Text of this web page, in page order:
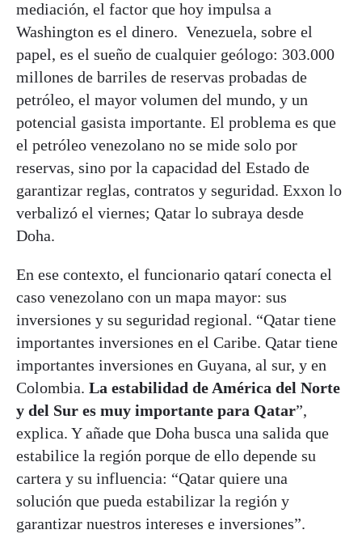
mediación, el factor que hoy impulsa a
Washington es el dinero. Venezuela, sobre el
papel, es el sueño de cualquier geólogo: 303.000
millones de barriles de reservas probadas de
petróleo, el mayor volumen del mundo, y un
potencial gasista importante. El problema es que
el petróleo venezolano no se mide solo por
reservas, sino por la capacidad del Estado de
garantizar reglas, contratos y seguridad. Exxon lo
verbalizó el viernes; Qatar lo subraya desde
Doha.
En ese contexto, el funcionario qatarí conecta el
caso venezolano con un mapa mayor: sus
inversiones y su seguridad regional. “Qatar tiene
importantes inversiones en el Caribe. Qatar tiene
importantes inversiones en Guyana, al sur, y en
Colombia. La estabilidad de América del Norte
y del Sur es muy importante para Qatar”,
explica. Y añade que Doha busca una salida que
estabilice la región porque de ello depende su
cartera y su influencia: “Qatar quiere una
solución que pueda estabilizar la región y
garantizar nuestros intereses e inversiones”.